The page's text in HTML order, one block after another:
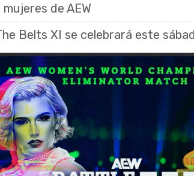
de AEW
Belts XI se celebrará este